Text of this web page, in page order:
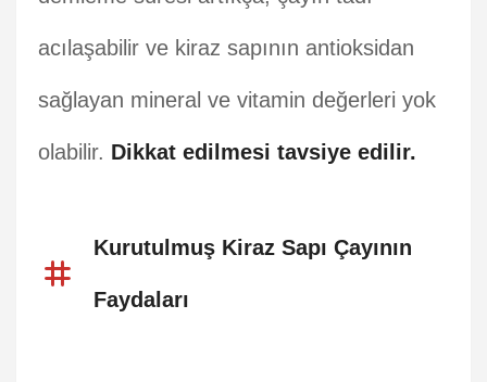
acılaşabilir ve kiraz sapının antioksidan
sağlayan mineral ve vitamin değerleri yok
olabilir. Dikkat edilmesi tavsiye edilir.
Kurutulmuş Kiraz Sapı Çayının
Faydaları